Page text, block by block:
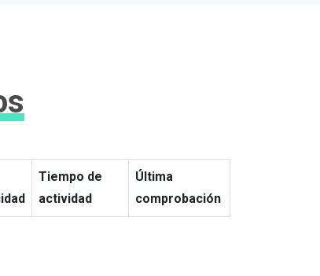
Tiempo de
actividad
Última
comprobación